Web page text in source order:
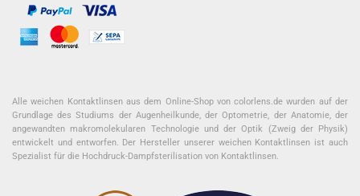
Alle weichen Kontaktlinsen aus dem Online-Shop von colorlens.de wurden auf der
Grundlage des Studiums der Augenheilkunde, der Optometrie, der Anatomie, der
angewandten makromolekularen Technologie und der Optik (Zweig der Physik)
entwickelt und entworfen. Der Hersteller unserer weichen Kontaktlinsen ist auch
Spezialist für die Hochdruck-Dampfsterilisation von Kontaktlinsen.